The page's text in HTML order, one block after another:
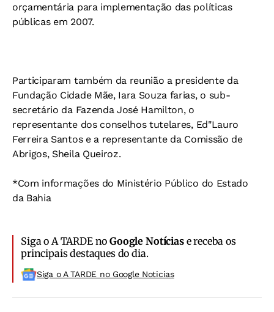
orçamentária para implementação das políticas
públicas em 2007.
Participaram também da reunião a presidente da
Fundação Cidade Mãe, Iara Souza farias, o sub-
secretário da Fazenda José Hamilton, o
representante dos conselhos tutelares, Ed"Lauro
Ferreira Santos e a representante da Comissão de
Abrigos, Sheila Queiroz.
*Com informações do Ministério Público do Estado
da Bahia
Siga o A TARDE noGoogle Notíciase receba os
principais destaques do dia.
Siga o A TARDE no Google Noticias